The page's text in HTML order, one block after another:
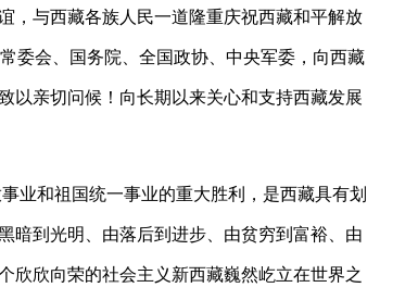
，与西藏各族人民一道隆重庆祝西藏和平解放
委会、国务院、全国政协、中央军委，向西藏
以亲切问候！向长期以来关心和支持西藏发展
业和祖国统一事业的重大胜利，是西藏具有划
暗到光明、由落后到进步、由贫穷到富裕、由
欣欣向荣的社会主义新西藏巍然屹立在世界之